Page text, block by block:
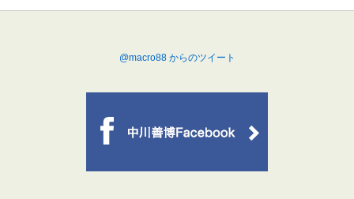
@macro88 からのツイート